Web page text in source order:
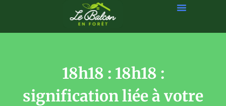
18h18 : 18h18 :
signification liée à votre